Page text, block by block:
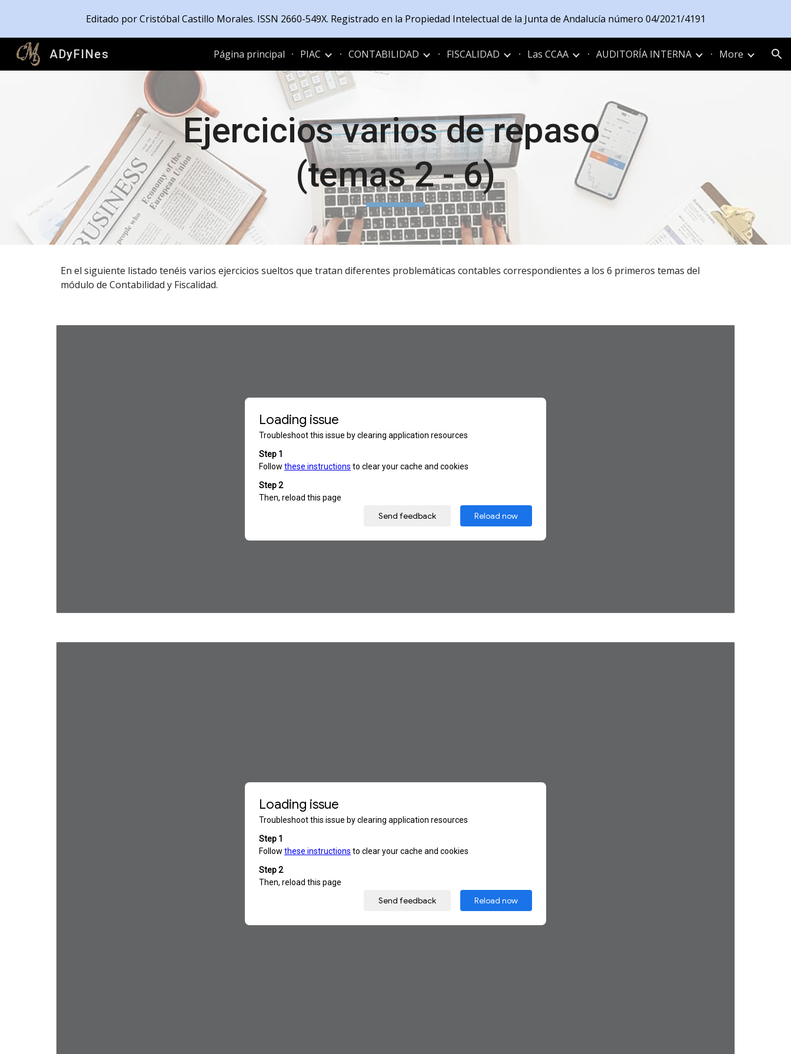
Skip to main content Skip to navigation
Editado por Cristóbal Castillo Morales. ISSN 2660-549X. Registrado en la Propiedad Intelectual de la Junta de Andalucía número 04/2021/4191
ADyFINes Página principal PIAC CONTABILIDAD FISCALIDAD Las CCAA AUDITORÍA INTERNA More
Ejercicios varios de repaso
(temas 2 - 6)
En el siguiente listado tenéis varios ejercicios sueltos que tratan diferentes problemáticas contables correspondientes a los 6 primeros temas del
módulo de Contabilidad y Fiscalidad.